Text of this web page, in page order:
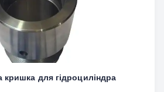
для гідроциліндра